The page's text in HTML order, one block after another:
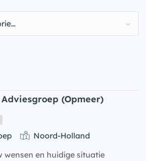
Adviesgroep (Opmeer)
Noord-Holland
wensen en huidige situatie